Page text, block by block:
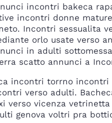
incontri bakeca
incontri donne
Incontri sessualita
orlo usate verso
in adulti
scatto annunci a
incontri torrno incontri
verso adulti.
verso vicenza
genova voltri pra